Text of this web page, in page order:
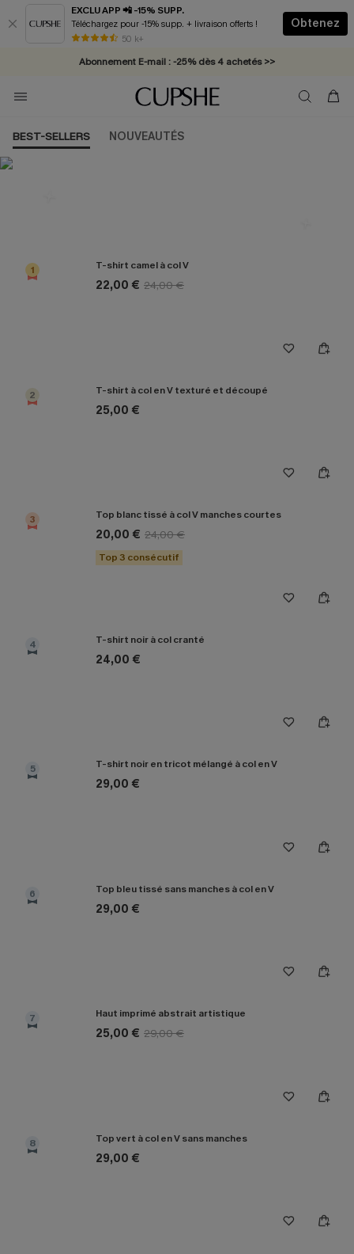
EXCLU APP 📲 -15% SUPP.
Téléchargez pour -15% supp. + livraison offerts !
50 k+
Obtenez
* Livraison éclair 2-3 jours ouvrés >>
Abonnement E-mail : -25% dès 4 achetés >>
BEST-SELLERS NOUVEAUTÉS
1 T-shirt camel à col V
22,00 € 24,00 €
2 T-shirt à col en V texturé et découpé
25,00 €
3 Top blanc tissé à col V manches courtes
20,00 € 24,00 €
Top 3 consécutif
4 T-shirt noir à col cranté
24,00 €
5 T-shirt noir en tricot mélangé à col en V
29,00 €
6 Top bleu tissé sans manches à col en V
29,00 €
7 Haut imprimé abstrait artistique
25,00 € 29,00 €
8 Top vert à col en V sans manches
29,00 €